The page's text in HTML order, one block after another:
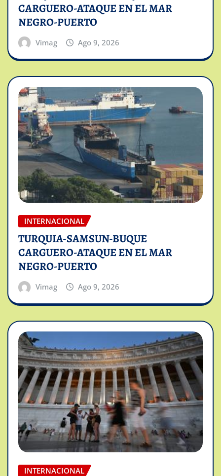
CARGUERO-ATAQUE EN EL MAR
NEGRO-PUERTO
Vimag Ago 9, 2026
INTERNACIONAL
TURQUIA-SAMSUN-BUQUE
CARGUERO-ATAQUE EN EL MAR
NEGRO-PUERTO
Vimag Ago 9, 2026
INTERNACIONAL